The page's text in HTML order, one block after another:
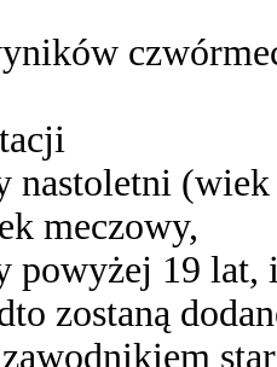
meczowy,
19 lat,
zostaną